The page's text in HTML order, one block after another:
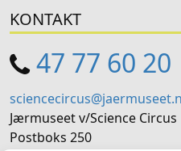
KONTAKT
47 77 60 20
Jærmuseet v/Science Circus
Postboks 250